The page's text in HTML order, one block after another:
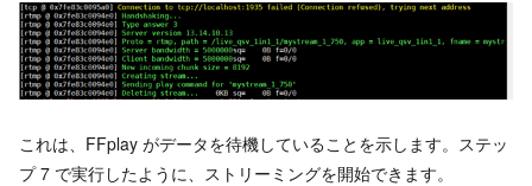
これは、FFplay がデータを待機していることを示します。ステッ
プ 7 で実行したように、ストリーミングを開始できます。